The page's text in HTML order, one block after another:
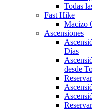
Todas
Fast Hike
Macizo
Ascensiones
Días
desde